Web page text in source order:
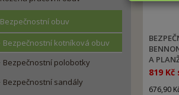
Bezpečnostní obuv
Bezpečnostní kotníková obuv
Bezpečnostní polobotky
Bezpečnostní sandály
A
819 Kč
676,90